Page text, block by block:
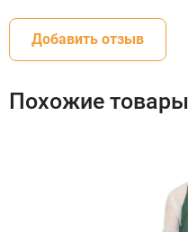
Добавить отзыв
Похожие товары